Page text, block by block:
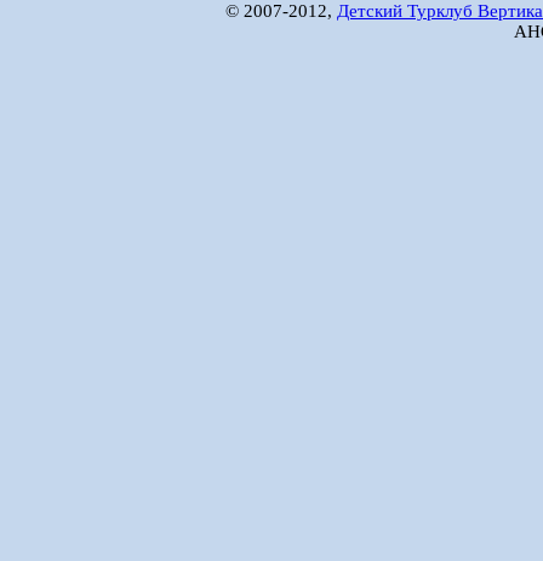
© 2007-2012, Детский Турклуб